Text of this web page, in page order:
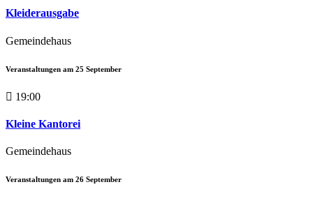
Kleiderausgabe
Gemeindehaus
Veranstaltungen am 25 September
19:00
Kleine Kantorei
Gemeindehaus
Veranstaltungen am 26 September